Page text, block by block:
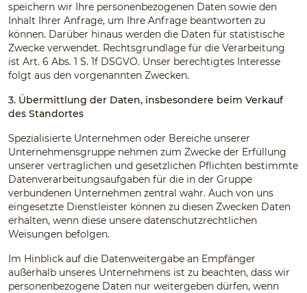
speichern wir Ihre personenbezogenen Daten sowie den
Inhalt Ihrer Anfrage, um Ihre Anfrage beantworten zu
können. Darüber hinaus werden die Daten für statistische
Zwecke verwendet. Rechtsgrundlage für die Verarbeitung
ist Art. 6 Abs. 1 S. 1f DSGVO. Unser berechtigtes Interesse
folgt aus den vorgenannten Zwecken.
3. Übermittlung der Daten, insbesondere beim Verkauf
des Standortes
Spezialisierte Unternehmen oder Bereiche unserer
Unternehmensgruppe nehmen zum Zwecke der Erfüllung
unserer vertraglichen und gesetzlichen Pflichten bestimmte
Datenverarbeitungsaufgaben für die in der Gruppe
verbundenen Unternehmen zentral wahr. Auch von uns
eingesetzte Dienstleister können zu diesen Zwecken Daten
erhalten, wenn diese unsere datenschutzrechtlichen
Weisungen befolgen.
Im Hinblick auf die Datenweitergabe an Empfänger
außerhalb unseres Unternehmens ist zu beachten, dass wir
personenbezogene Daten nur weitergeben dürfen, wenn